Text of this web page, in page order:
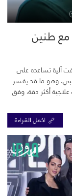
طنين
آلية تساعده على
وهو ما قد يفسر
أكثر دقة، وفق
اكمل القراءة